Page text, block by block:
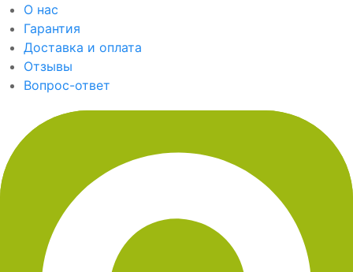
О нас
Гарантия
Доставка и оплата
Отзывы
Вопрос-ответ